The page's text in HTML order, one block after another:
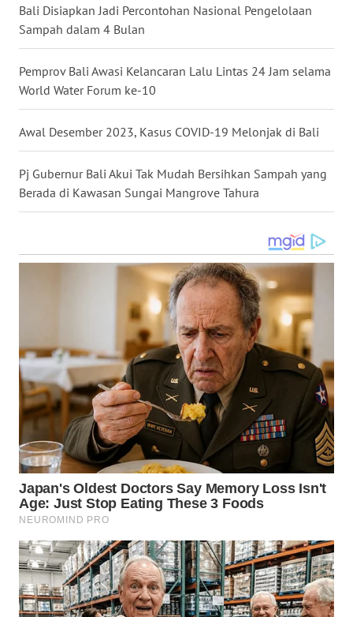
Bali Disiapkan Jadi Percontohan Nasional Pengelolaan
Sampah dalam 4 Bulan
Pemprov Bali Awasi Kelancaran Lalu Lintas 24 Jam selama
World Water Forum ke-10
Awal Desember 2023, Kasus COVID-19 Melonjak di Bali
Pj Gubernur Bali Akui Tak Mudah Bersihkan Sampah yang
Berada di Kawasan Sungai Mangrove Tahura
WN
KALTENG
WN
KALTARA
WN
KALSEL
WN
KALTIM
SULSEL
WN
SULUT
WN
MALUKU
WN
MALUT
DAIRI
WN
DANAU